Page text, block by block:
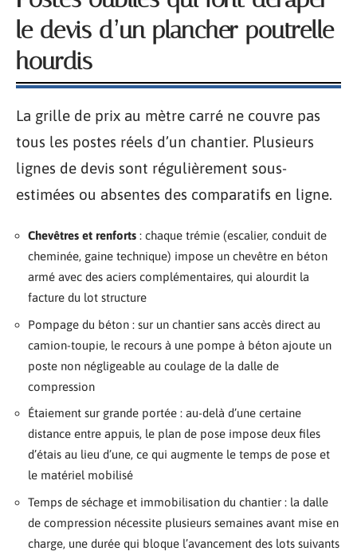
le devis d’un plancher poutrelle
hourdis
La grille de prix au mètre carré ne couvre pas
tous les postes réels d’un chantier. Plusieurs
lignes de devis sont régulièrement sous-
estimées ou absentes des comparatifs en ligne.
Chevêtres et renforts : chaque trémie (escalier, conduit de
cheminée, gaine technique) impose un chevêtre en béton
armé avec des aciers complémentaires, qui alourdit la
facture du lot structure
Pompage du béton : sur un chantier sans accès direct au
camion-toupie, le recours à une pompe à béton ajoute un
poste non négligeable au coulage de la dalle de
compression
Étaiement sur grande portée : au-delà d’une certaine
distance entre appuis, le plan de pose impose deux files
d’étais au lieu d’une, ce qui augmente le temps de pose et
le matériel mobilisé
Temps de séchage et immobilisation du chantier : la dalle
de compression nécessite plusieurs semaines avant mise en
charge, une durée qui bloque l’avancement des lots suivants